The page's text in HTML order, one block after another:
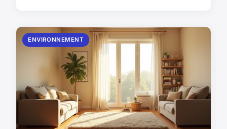
ENVIRONNEMENT